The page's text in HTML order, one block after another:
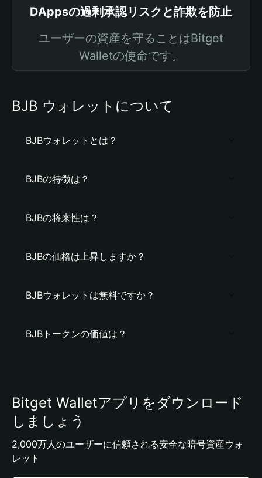
DAppsの過剰承認リスクと詐欺を防止
ユーザーの資産を守ることはBitget
Walletの使命です。
BJB ウォレットについて
BJBウォレットとは？
BJBの特徴は？
BJBの将来性は？
BJBの価格は上昇しますか？
BJBウォレットは無料ですか？
BJBトークンの価値は？
Bitget Walletアプリをダウンロード
しましょう
2,000万人のユーザーに信頼される安全な暗号資産ウォ
レット